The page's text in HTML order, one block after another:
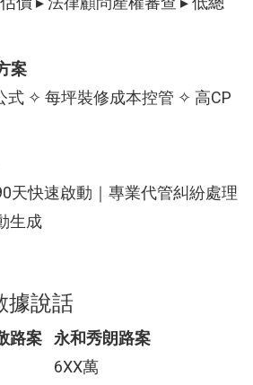
案
式 ✧ 每坪裝修成本控管 ✧ 高CP
天快速啟動｜專業代管糾紛處理
生成
據說話
路案
永和秀朗路案
6XX萬